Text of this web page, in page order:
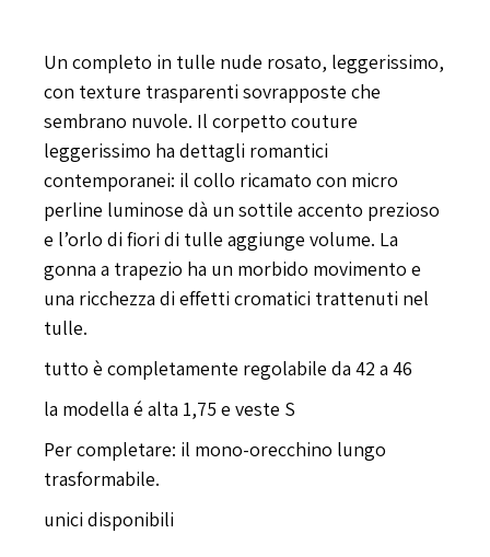
Un completo in tulle nude rosato, leggerissimo,
con texture trasparenti sovrapposte che
sembrano nuvole. Il corpetto couture
leggerissimo ha dettagli romantici
contemporanei: il collo ricamato con micro
perline luminose dà un sottile accento prezioso
e l’orlo di fiori di tulle aggiunge volume. La
gonna a trapezio ha un morbido movimento e
una ricchezza di effetti cromatici trattenuti nel
tulle.
tutto è completamente regolabile da 42 a 46
la modella é alta 1,75 e veste S
Per completare: il mono-orecchino lungo
trasformabile.
unici disponibili